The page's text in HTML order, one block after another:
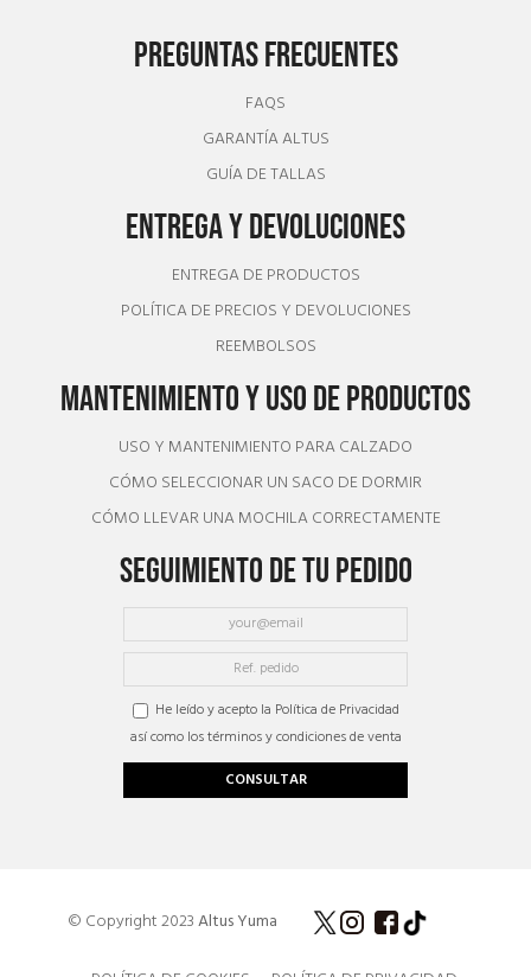
PREGUNTAS FRECUENTES
FAQS
GARANTÍA ALTUS
GUÍA DE TALLAS
ENTREGA Y DEVOLUCIONES
ENTREGA DE PRODUCTOS
POLÍTICA DE PRECIOS Y DEVOLUCIONES
REEMBOLSOS
MANTENIMIENTO Y USO DE PRODUCTOS
USO Y MANTENIMIENTO PARA CALZADO
CÓMO SELECCIONAR UN SACO DE DORMIR
CÓMO LLEVAR UNA MOCHILA CORRECTAMENTE
SEGUIMIENTO DE TU PEDIDO
He leído y acepto la Política de Privacidad
así como los términos y condiciones de venta
CONSULTAR
© Copyright 2023Altus Yuma